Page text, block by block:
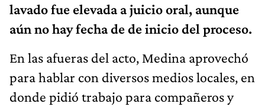
lavado fue elevada a juicio oral, aunque
aún no hay fecha de de inicio del proceso.
En las afueras del acto, Medina aprovechó
para hablar con diversos medios locales, en
donde pidió trabajo para compañeros y